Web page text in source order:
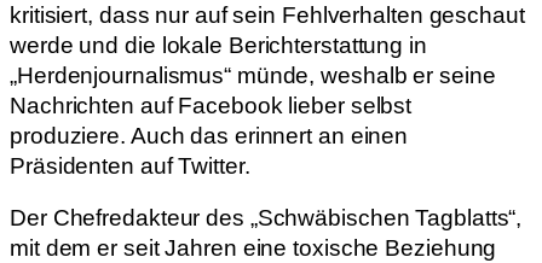
kritisiert, dass nur auf sein Fehlverhalten geschaut
werde und die lokale Berichterstattung in
„Herdenjournalismus“ münde, weshalb er seine
Nachrichten auf Facebook lieber selbst
produziere. Auch das erinnert an einen
Präsidenten auf Twitter.
Der Chefredakteur des „Schwäbischen Tagblatts“,
mit dem er seit Jahren eine toxische Beziehung